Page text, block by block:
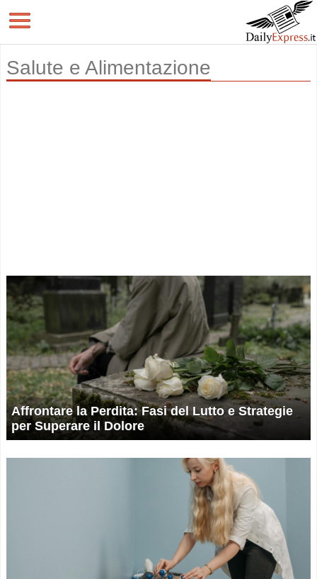
Salute e Alimentazione
Affrontare la Perdita: Fasi del Lutto e Strategie
per Superare il Dolore